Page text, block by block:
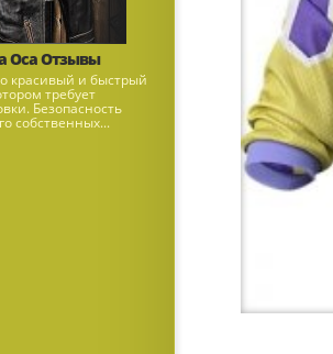
Оса Отзывы
красивый и быстрый
требует
Безопасность
собственных...